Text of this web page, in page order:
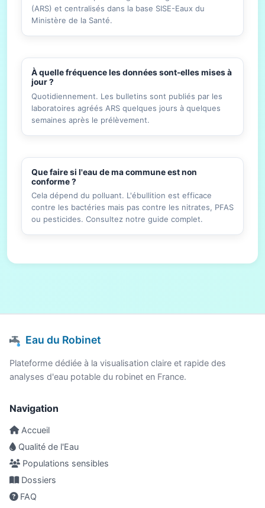
(ARS) et centralisés dans la base SISE-Eaux du
Ministère de la Santé.
À quelle fréquence les données sont-elles mises à
jour ?
Quotidiennement. Les bulletins sont publiés par les
laboratoires agréés ARS quelques jours à quelques
semaines après le prélèvement.
Que faire si l'eau de ma commune est non
conforme ?
Cela dépend du polluant. L'ébullition est efficace
contre les bactéries mais pas contre les nitrates, PFAS
ou pesticides. Consultez notre guide complet.
Eau du Robinet
Plateforme dédiée à la visualisation claire et rapide des
analyses d'eau potable du robinet en France.
Navigation
Accueil
Qualité de l'Eau
Populations sensibles
Dossiers
FAQ